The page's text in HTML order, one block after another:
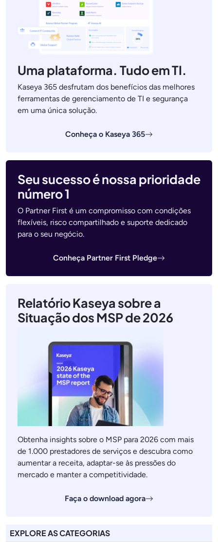
Uma plataforma. Tudo em TI.
Kaseya 365 desfrutam dos benefícios das melhores
ferramentas de gerenciamento de TI e segurança
em uma única solução.
Conheça o Kaseya 365
Seu sucesso é nossa prioridade
número 1
O Partner First é um compromisso com condições
flexíveis, risco compartilhado e suporte dedicado
para o seu negócio.
Conheça Partner First Pledge
Relatório Kaseya sobre a
Situação dos MSP de 2026
Obtenha insights sobre o MSP para 2026 com mais
de 1.000 prestadores de serviços e descubra como
aumentar a receita, adaptar-se às pressões do
mercado e manter a competitividade.
Faça o download agora
EXPLORE AS CATEGORIAS